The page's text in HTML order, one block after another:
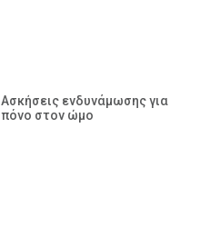
Ασκήσεις ενδυνάμωσης για
πόνο στον ώμο